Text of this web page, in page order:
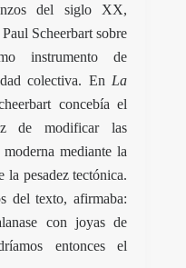
del siglo XX,
Scheerbart sobre
instrumento de
colectiva. En La
concebía el
de modificar las
mediante la
pesadez tectónica.
del texto, afirmaba:
con joyas de
entonces el